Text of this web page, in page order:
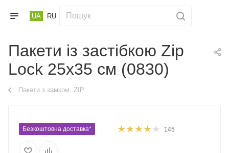
UA RU
Пакети із застібкою Zip
Lock 25х35 см (0830)
Пакети з замком, ZIP
Безкоштовна доставка* 145